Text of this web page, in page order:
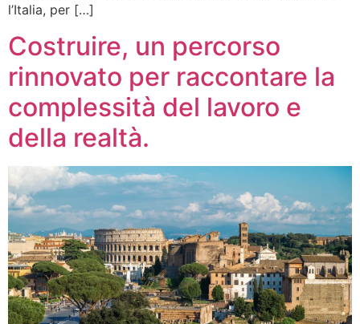
l’Italia, per […]
Costruire, un percorso
rinnovato per raccontare la
complessità del lavoro e
della realtà.